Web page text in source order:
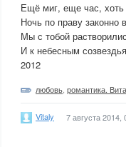
Ещё миг, еще час, хоть
Ночь по праву законно
Мы с тобой
И к небесным
2012
любовь романтика.
Vitaly 7 августа 2014,